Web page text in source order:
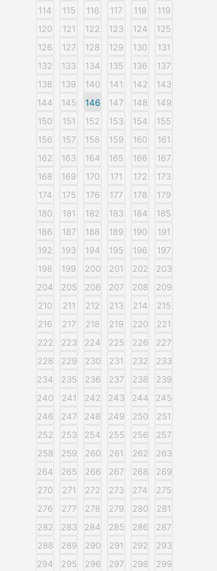
114
115 116 117 118
119
120
121 122 123 124
125
126
127 128 129 130
131
132
133 134 135 136
137
138
139 140 141 142
143
144
145 146 147 148
149
150
151 152 153 154
155
156
157 158 159 160
161
162
163 164 165 166
167
168
169 170 171 172
173
174
175 176 177 178
179
180
181 182 183 184
185
186
187 188 189 190
191
192
193 194 195 196
197
198
199 200 201 202
203
204
205 206 207 208
209
210
211 212 213 214
215
216
217 218 219 220
221
222
223 224 225 226
227
228
229 230 231 232
233
234
235 236 237 238
239
240
241 242 243 244
245
246
247 248 249 250
251
252
253 254 255 256
257
258
259 260 261 262
263
264
265 266 267 268
269
270
271 272 273 274
275
276
277 278 279 280
281
282
283 284 285 286
287
288
289 290 291 292
293
294
295 296 297 298
299